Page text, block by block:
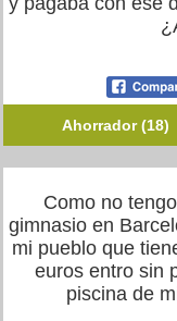
Ahorrador (18)
Como no
gimnasio en
mi pueblo que
euros entro sin
piscina de